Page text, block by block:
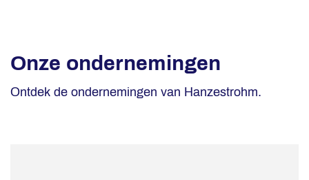
Onze ondernemingen
Ontdek de ondernemingen van Hanzestrohm.